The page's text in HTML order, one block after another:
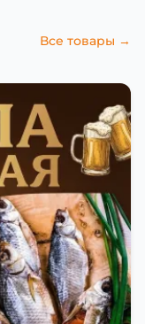
Все товары →